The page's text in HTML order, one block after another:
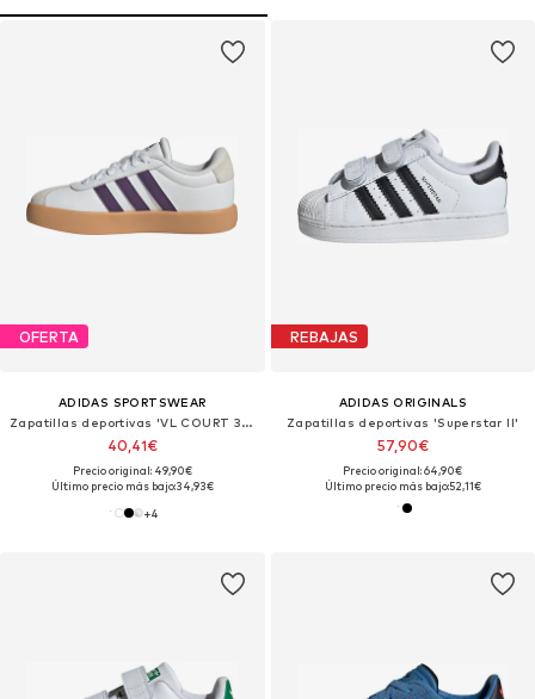
OFERTA
ADIDAS SPORTSWEAR
Zapatillas deportivas 'VL COURT 3.0 K'
40,41€
Precio original: 49,90€
Último precio más bajo:34,93€
+4
REBAJAS
ADIDAS ORIGINALS
Zapatillas deportivas 'Superstar II'
57,90€
Precio original: 64,90€
Último precio más bajo:52,11€